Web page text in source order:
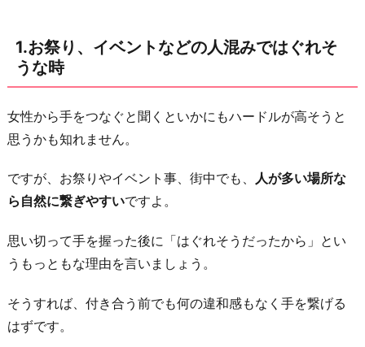
そ
う
な
時
2.
画
館
で
座
っ
1.お祭り、イベントなどの人混みではぐれそ
うな時
女性から手をつなぐと聞くといかにもハードルが高そうと
思うかも知れません。
ですが、お祭りやイベント事、街中でも、 人が多い場所な
ら自然に繋ぎやすいですよ。
思い切って手を握った後に「はぐれそうだったから」とい
うもっともな理由を言いましょう。
そうすれば、付き合う前でも何の違和感もなく手を繋げる
はずです。